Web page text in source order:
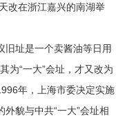
在浙江嘉兴的南湖举
址是一个卖酱油等日用
为“一大”会址，才又改为
年，上海市委决定实施
貌与中共“一大”会址相